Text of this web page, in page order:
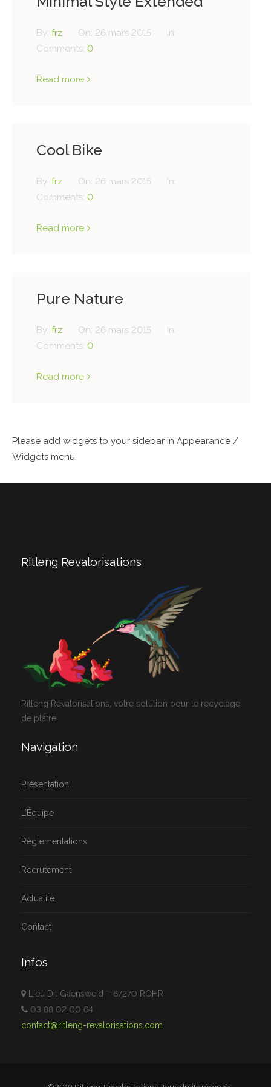
By: frz On: 26 mars 2015
In:
Comments: 0
Read more
Cool Bike
By: frz On: 26 mars 2015
In:
Comments: 0
Read more
Pure Nature
By: frz On: 26 mars 2015
In:
Comments: 0
Read more
Please add widgets to your sidebar in Appearance /
Widgets menu.
Ritleng Revalorisations
Ritleng Revalorisations, votre solution pour le recyclage
de plâtre.
Navigation
Présentation
L’Équipe
Règlementations
Recrutement
Actualité
Contact
Infos
Lieu Dit Gaensweid – 67270 ROHR
03 88 02 00 64
contact@ritleng-revalorisations.com